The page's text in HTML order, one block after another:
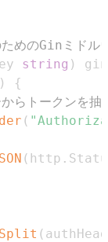
のGinミドル
string )
gin
)
{
トークンを抽
(
( http .
Split (